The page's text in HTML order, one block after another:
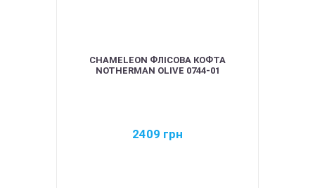
CHAMELEON ФЛІСОВА КОФТА
NOTHERMAN OLIVE 0744-01
2409 грн